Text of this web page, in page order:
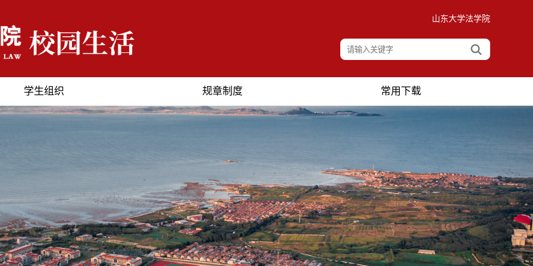
山东大学法学院
学生组织 规章制度 常用下载